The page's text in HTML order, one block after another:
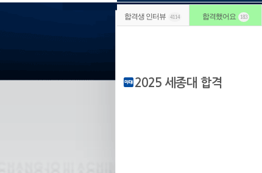
합격생 인터뷰 4114 합격했어요 183
2025 세종대 합격